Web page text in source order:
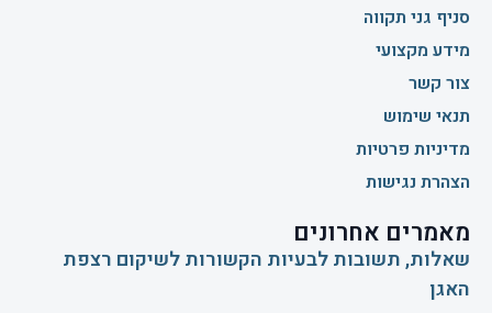
סניף גני תקווה
מידע מקצועי
צור קשר
תנאי שימוש
מדיניות פרטיות
הצהרת נגישות
מאמרים אחרונים
שאלות, תשובות לבעיות הקשורות לשיקום רצפת
האגן